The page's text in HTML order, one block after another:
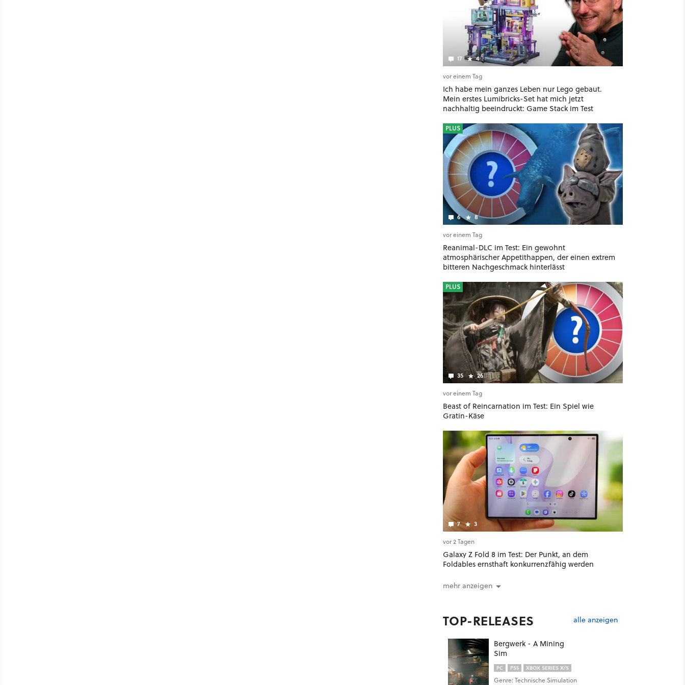
17 4
vor einem Tag
Ich habe mein ganzes Leben nur Lego gebaut.
Mein erstes Lumibricks-Set hat mich jetzt
nachhaltig beeindruckt: Game Stack im Test
6 8
PLUS
vor einem Tag
Reanimal-DLC im Test: Ein gewohnt
atmosphärischer Appetithappen, der einen extrem
bitteren Nachgeschmack hinterlässt
35 26
PLUS
vor einem Tag
Beast of Reincarnation im Test: Ein Spiel wie
Gratin-Käse
7 3
vor 2 Tagen
Galaxy Z Fold 8 im Test: Der Punkt, an dem
Foldables ernsthaft konkurrenzfähig werden
mehr anzeigen
TOP-RELEASES alle anzeigen
Bergwerk - A Mining
Sim
PC PS5 XBOX SERIES X/S
Genre: Technische Simulation